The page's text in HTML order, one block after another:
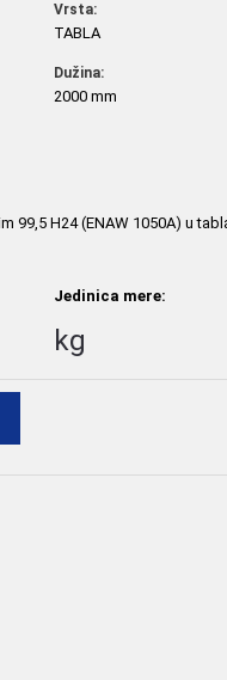
Vrsta:
TABLA
Dužina:
2000 mm
99,5 H24 (ENAW 1050A) u
Jedinica mere:
kg